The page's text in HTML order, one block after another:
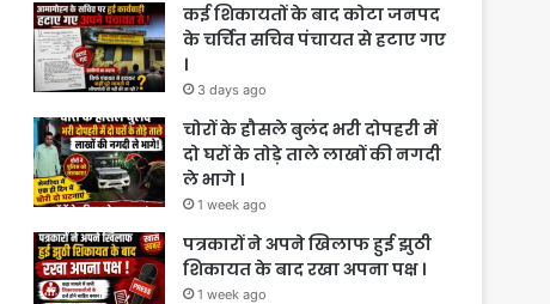
कई शिकायतों के बाद कोटा जनपद
के चर्चित सचिव पंचायत से हटाए गए
।
3 days ago
चोरों के हौसले बुलंद भरी दोपहरी में
दो घरों के तोड़े ताले लाखों की नगदी
ले भागे ।
1 week ago
पत्रकारों ने अपने खिलाफ हुई झुठी
शिकायत के बाद रखा अपना पक्ष ।
1 week ago